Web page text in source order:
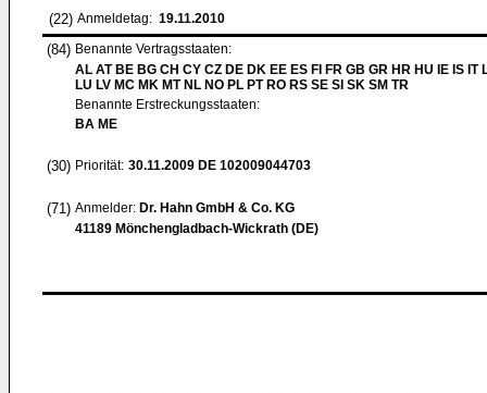
(22) Anmeldetag: 19.11.2010
(84) Benannte Vertragsstaaten:
AL AT BE BG CH CY CZ DE DK EE ES FI FR GB GR HR HU IE IS IT
LU LV MC MK MT NL NO PL PT RO RS SE SI SK SM TR
Benannte Erstreckungsstaaten:
BA ME
(30) Priorität: 30.11.2009 DE 102009044703
(71) Anmelder: Dr. Hahn GmbH & Co. KG
41189 Mönchengladbach-Wickrath (DE)